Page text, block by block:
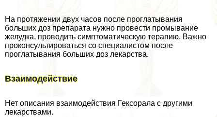
На протяжении двух часов после проглатывания
больших доз препарата нужно провести промывание
желудка, проводить симптоматическую терапию. Важно
проконсультироваться со специалистом после
проглатывания больших доз лекарства.
Взаимодействие
Нет описания взаимодействия Гексорала с другими
лекарствами.